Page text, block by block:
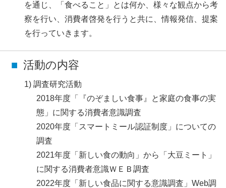
を通じ、「食べること」とは何か、様々な観点から考
察を行い、消費者啓発を行うと共に、情報発信、提案
を行っていきます。
活動の内容
調査研究活動
2018年度「『のぞましい食事』と家庭の食事の実
態」に関する消費者意識調査
2020年度「スマートミール認証制度」についての
調査
2021年度「新しい食の動向」から「大豆ミート」
に関する消費者意識ＷＥＢ調査
2022年度「新しい食品に関する意識調査」Web調